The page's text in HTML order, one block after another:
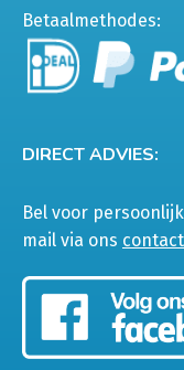
Betaalmethodes:
DIRECT ADVIES:
Bel voor
mail via ons